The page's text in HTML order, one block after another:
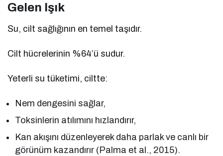
Gelen Işık
Su, cilt sağlığının en temel taşıdır.
Cilt hücrelerinin %64’ü sudur.
Yeterli su tüketimi, ciltte:
Nem dengesini sağlar,
Toksinlerin atılımını hızlandırır,
Kan akışını düzenleyerek daha parlak ve canlı bir
görünüm kazandırır (Palma et al., 2015).